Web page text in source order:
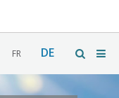
FR DE